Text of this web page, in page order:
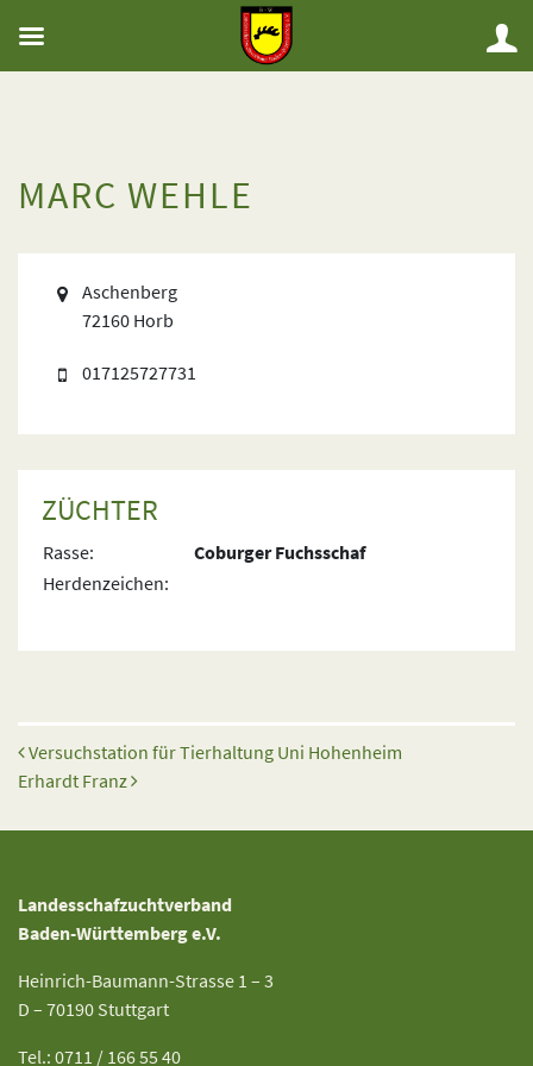
MARC WEHLE
Aschenberg
72160 Horb
017125727731
ZÜCHTER
Rasse:
Coburger Fuchsschaf
Herdenzeichen:
Beitrags-Navigation
Versuchstation für Tierhaltung Uni Hohenheim
Erhardt Franz
Landesschafzuchtverband
Baden-Württemberg e.V.
Heinrich-Baumann-Strasse 1 – 3
D – 70190 Stuttgart
Tel.: 0711 / 166 55 40